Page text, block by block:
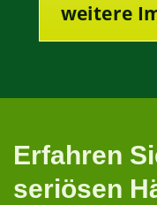
weitere
Erfahren
seriösen